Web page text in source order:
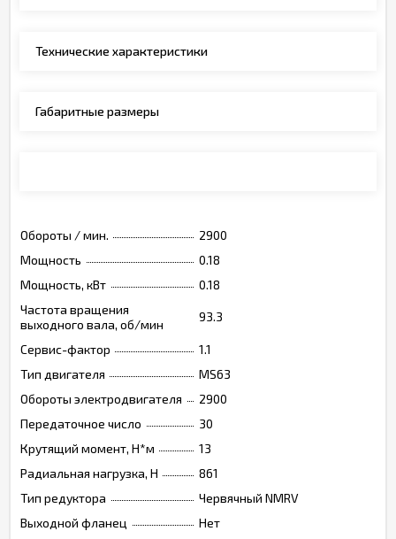
Технические характеристики
Габаритные размеры
Обороты / мин.
2900
Мощность
0.18
Мощность, кВт
0.18
Частота вращения
выходного вала, об/мин
93.3
Сервис-фактор
1.1
Тип двигателя
MS63
Обороты электродвигателя
2900
Передаточное число
30
Крутящий момент, Н*м
13
Радиальная нагрузка, Н
861
Тип редуктора
Червячный NMRV
Выходной фланец
Нет